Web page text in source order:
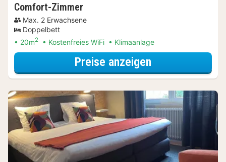
Comfort-Zimmer
Max. 2 Erwachsene
Doppelbett
20m2 Kostenfreies WiFi Klimaanlage
Preise anzeigen